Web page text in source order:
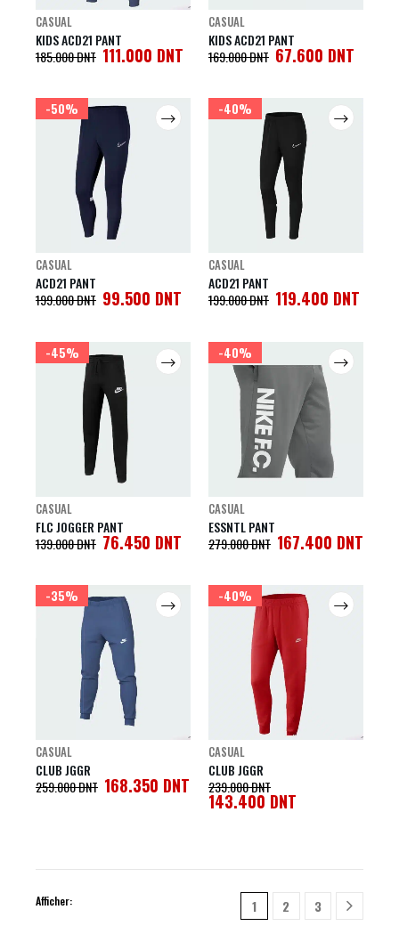
CASUAL
KIDS ACD21 PANT
185.000DNT 111.000 DNT
CASUAL
KIDS ACD21 PANT
169.000DNT 67.600 DNT
-50%
CASUAL
ACD21 PANT
199.000DNT 99.500 DNT
-40%
CASUAL
ACD21 PANT
199.000DNT 119.400 DNT
-45%
CASUAL
FLC JOGGER PANT
139.000DNT 76.450 DNT
-40%
CASUAL
ESSNTL PANT
279.000DNT 167.400 DNT
-35%
CASUAL
CLUB JGGR
259.000DNT 168.350 DNT
-40%
CASUAL
CLUB JGGR
239.000DNT
143.400 DNT
Afficher: 1 2 3